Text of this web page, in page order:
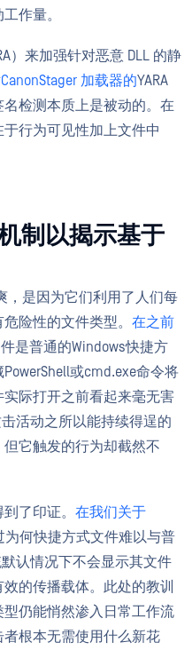
作量。
）来加强针对恶意 DLL 的静
CanonStager 加载器的YARA
检测本质上是被动的。在
行为可见性加上文件中
制以揭示基于
，是因为它们利用了人们每
险性的文件类型。 在之前
是普通的Windows快捷方
或cmd.exe命令将
际打开之前看起来毫无害
活动之所以能持续得逞的
它触发的行为却截然不
了印证。 在我们关于
为何快捷方式文件难以与普
认情况下不会显示其文件
的传播载体。此处的教训
仍能悄然渗入日常工作流
根本无需使用什么新花